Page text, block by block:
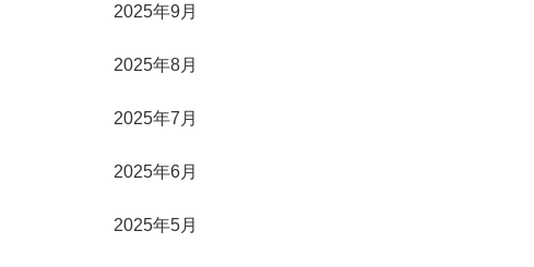
2025年9月
2025年8月
2025年7月
2025年6月
2025年5月